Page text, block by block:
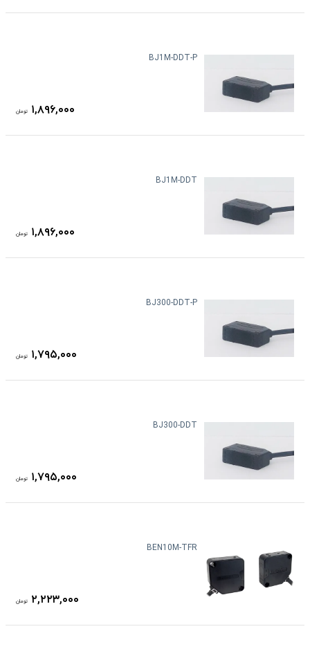
BJ1M-DDT-P
۱,۸۹۶,۰۰۰ تومان
BJ1M-DDT
۱,۸۹۶,۰۰۰ تومان
BJ300-DDT-P
۱,۷۹۵,۰۰۰ تومان
BJ300-DDT
۱,۷۹۵,۰۰۰ تومان
BEN10M-TFR
۲,۲۲۳,۰۰۰ تومان